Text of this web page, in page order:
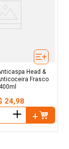
Head &
Frasco
400ml
24,98
＋